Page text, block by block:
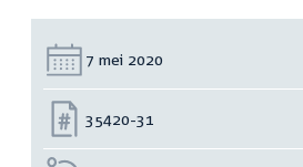
Datum:
7 mei 2020
Nummer:
35420-31